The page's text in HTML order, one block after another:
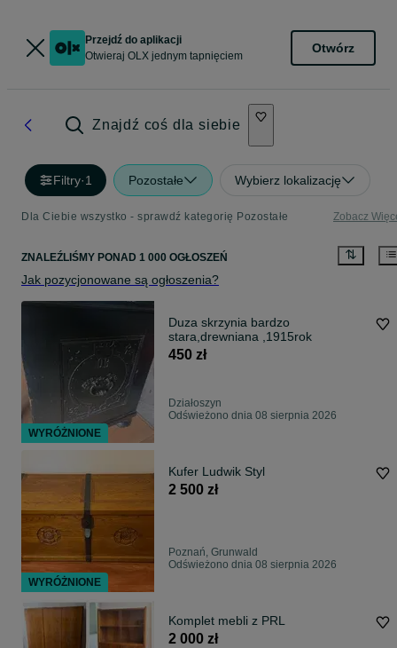
Przejdź do aplikacji
Otwieraj OLX jednym tapnięciem
Otwórz
Znajdź coś dla siebie
Filtry·1 Pozostałe Wybierz lokalizację
Dla Ciebie wszystko - sprawdź kategorię Pozostałe Zobacz
ZNALEŹLIŚMY PONAD 1 000 OGŁOSZEŃ
Jak pozycjonowane są ogłoszenia?
Duza skrzynia bardzo
stara,drewniana ,1915rok
450 zł
Działoszyn
Odświeżono dnia 08 sierpnia 2026
Kufer Ludwik Styl
2 500 zł
Poznań, Grunwald
Odświeżono dnia 08 sierpnia 2026
Komplet mebli z PRL
2 000 zł
WYRÓŻNIONE
WYRÓŻNIONE